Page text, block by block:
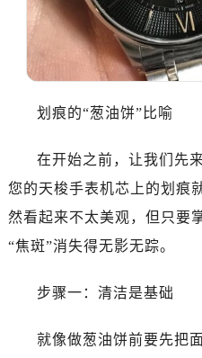
划痕的“葱油饼”比喻
在开始之前，让我们先
您的天梭手表机芯上的划痕
然看起来不太美观，但只要
“焦斑”消失得无影无踪。
步骤一：清洁是基础
就像做葱油饼前要先把